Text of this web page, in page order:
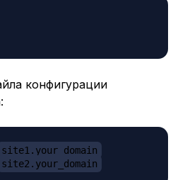
конфигурации
site1.your_domain
site2.your_domain